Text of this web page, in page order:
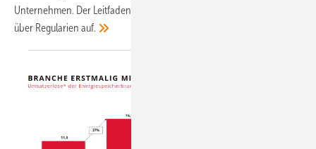
Unternehmen. Der Leitfaden zeigt die Fülle der Möglichkeiten und klärt
über Regularien auf.